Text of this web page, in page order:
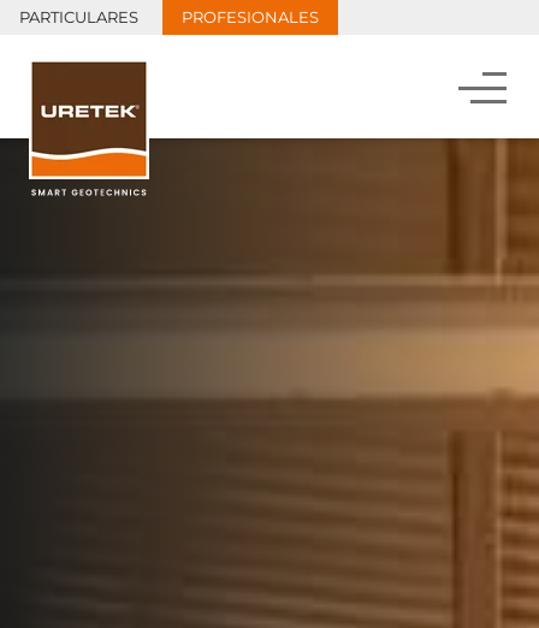
PARTICULARES PROFESIONALES